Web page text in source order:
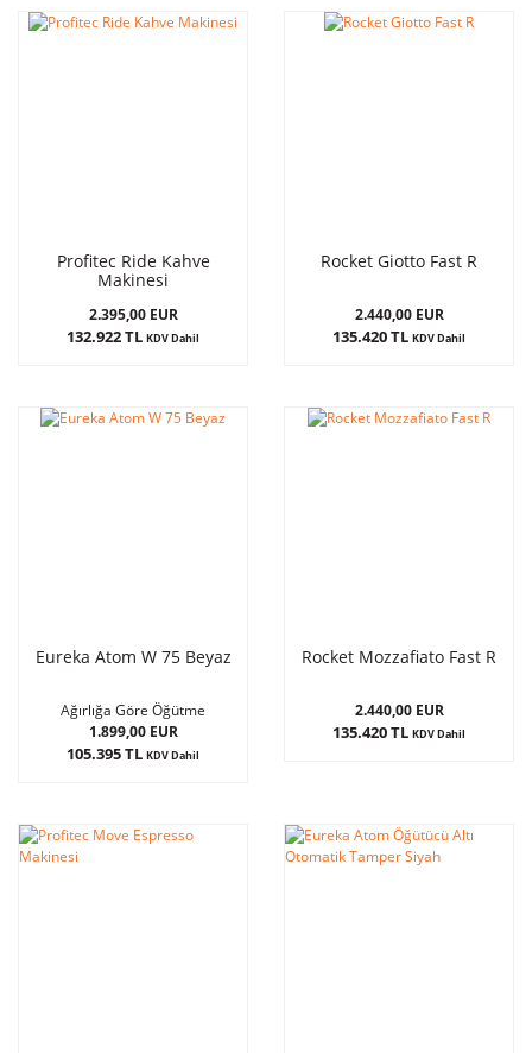
Profitec Ride Kahve
Makinesi
2.395,00 EUR
132.922 TL KDV Dahil
Rocket Giotto Fast R
2.440,00 EUR
135.420 TL KDV Dahil
Eureka Atom W 75 Beyaz
Ağırlığa Göre Öğütme
1.899,00 EUR
105.395 TL KDV Dahil
Rocket Mozzafiato Fast R
2.440,00 EUR
135.420 TL KDV Dahil